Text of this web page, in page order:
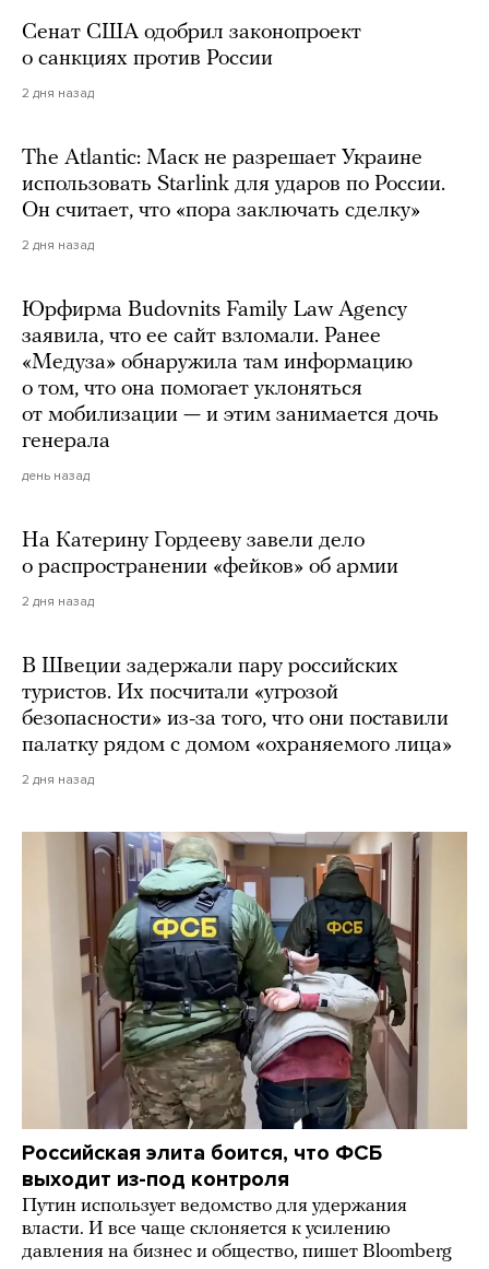
Сенат США одобрил законопроект
о санкциях против России
2 дня назад
The Atlantic: Маск не разрешает Украине
использовать Starlink для ударов по России.
Он считает, что «пора заключать сделку»
2 дня назад
Юрфирма Budovnits Family Law Agency
заявила, что ее сайт взломали. Ранее
«Медуза» обнаружила там информацию
о том, что она помогает уклоняться
от мобилизации — и этим занимается дочь
генерала
день назад
На Катерину Гордееву завели дело
о распространении «фейков» об армии
2 дня назад
В Швеции задержали пару российских
туристов. Их посчитали «угрозой
безопасности» из-за того, что они поставили
палатку рядом с домом «охраняемого лица»
2 дня назад
Российская элита боится, что ФСБ
выходит из-под контроля
Путин использует ведомство для удержания
власти. И все чаще склоняется к усилению
давления на бизнес и общество, пишет Bloomberg